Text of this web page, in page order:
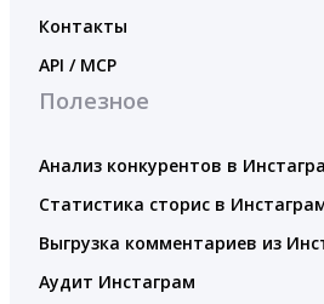
Контакты
API / MCP
Полезное
Анализ конкурентов в
Статистика сторис в
Выгрузка комментариев из
Аудит Инстаграм